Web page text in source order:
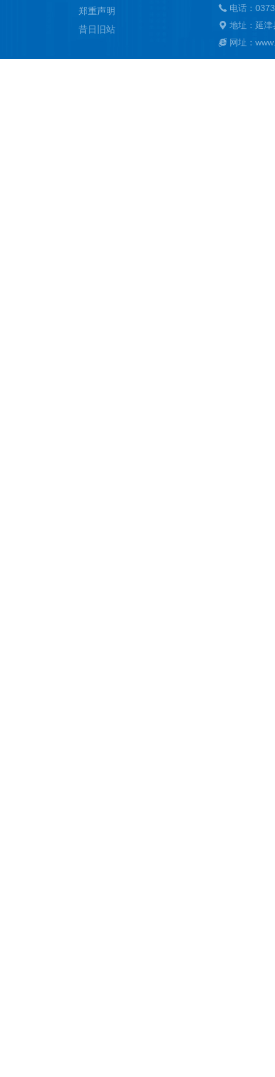
郑重声明
昔日旧站
电话：
地址：延
网址：